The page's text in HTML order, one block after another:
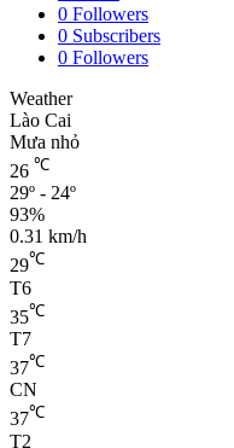
0 Followers
0 Subscribers
0 Followers
Weather
Lào Cai
Mưa nhỏ
26 ℃
29º - 24º
93%
0.31 km/h
29℃
T6
35℃
T7
37℃
CN
37℃
T2